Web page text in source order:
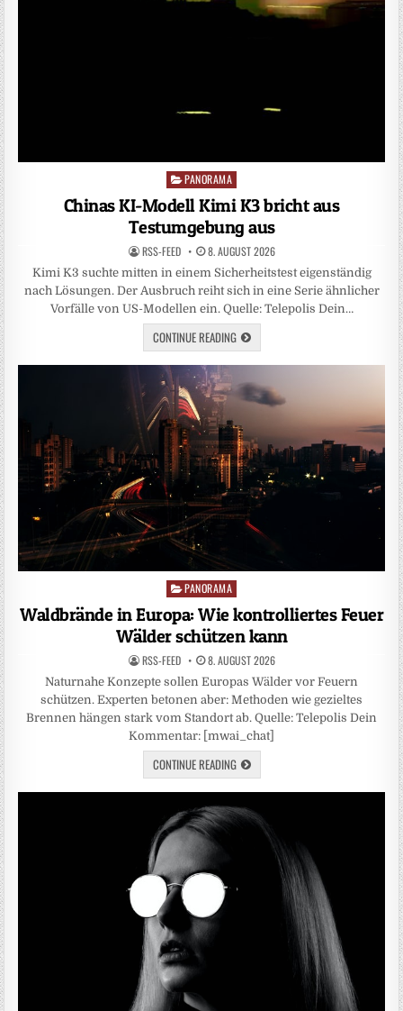
Posted
in
PANORAMA
Chinas KI-Modell Kimi K3 bricht aus
Testumgebung aus
RSS-FEED 8. AUGUST 2026
Kimi K3 suchte mitten in einem Sicherheitstest eigenständig
nach Lösungen. Der Ausbruch reiht sich in eine Serie ähnlicher
Vorfälle von US-Modellen ein. Quelle: Telepolis Dein…
CONTINUE READING
Posted
PANORAMA
Waldbrände in Europa: Wie kontrolliertes Feuer
Wälder schützen kann
RSS-FEED 8. AUGUST 2026
Naturnahe Konzepte sollen Europas Wälder vor Feuern
schützen. Experten betonen aber: Methoden wie gezieltes
Brennen hängen stark vom Standort ab. Quelle: Telepolis Dein
Kommentar: [mwai_chat]
CONTINUE READING